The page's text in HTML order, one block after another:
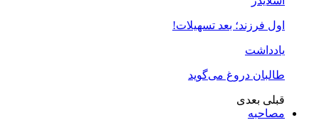
اول فرزند؛ بعد تسهیلات!
یادداشت
طالبان دروغ می‌گوید
قبلی بعدی
مصاحبه